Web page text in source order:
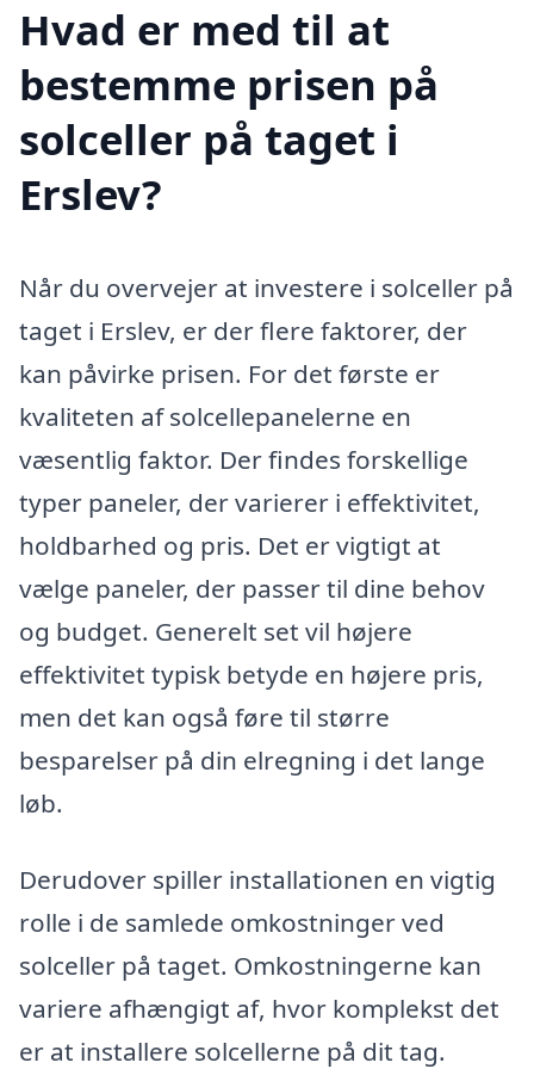
Hvad er med til at
bestemme prisen på
solceller på taget i
Erslev?
Når du overvejer at investere i solceller på
taget i Erslev, er der flere faktorer, der
kan påvirke prisen. For det første er
kvaliteten af solcellepanelerne en
væsentlig faktor. Der findes forskellige
typer paneler, der varierer i effektivitet,
holdbarhed og pris. Det er vigtigt at
vælge paneler, der passer til dine behov
og budget. Generelt set vil højere
effektivitet typisk betyde en højere pris,
men det kan også føre til større
besparelser på din elregning i det lange
løb.
Derudover spiller installationen en vigtig
rolle i de samlede omkostninger ved
solceller på taget. Omkostningerne kan
variere afhængigt af, hvor komplekst det
er at installere solcellerne på dit tag.